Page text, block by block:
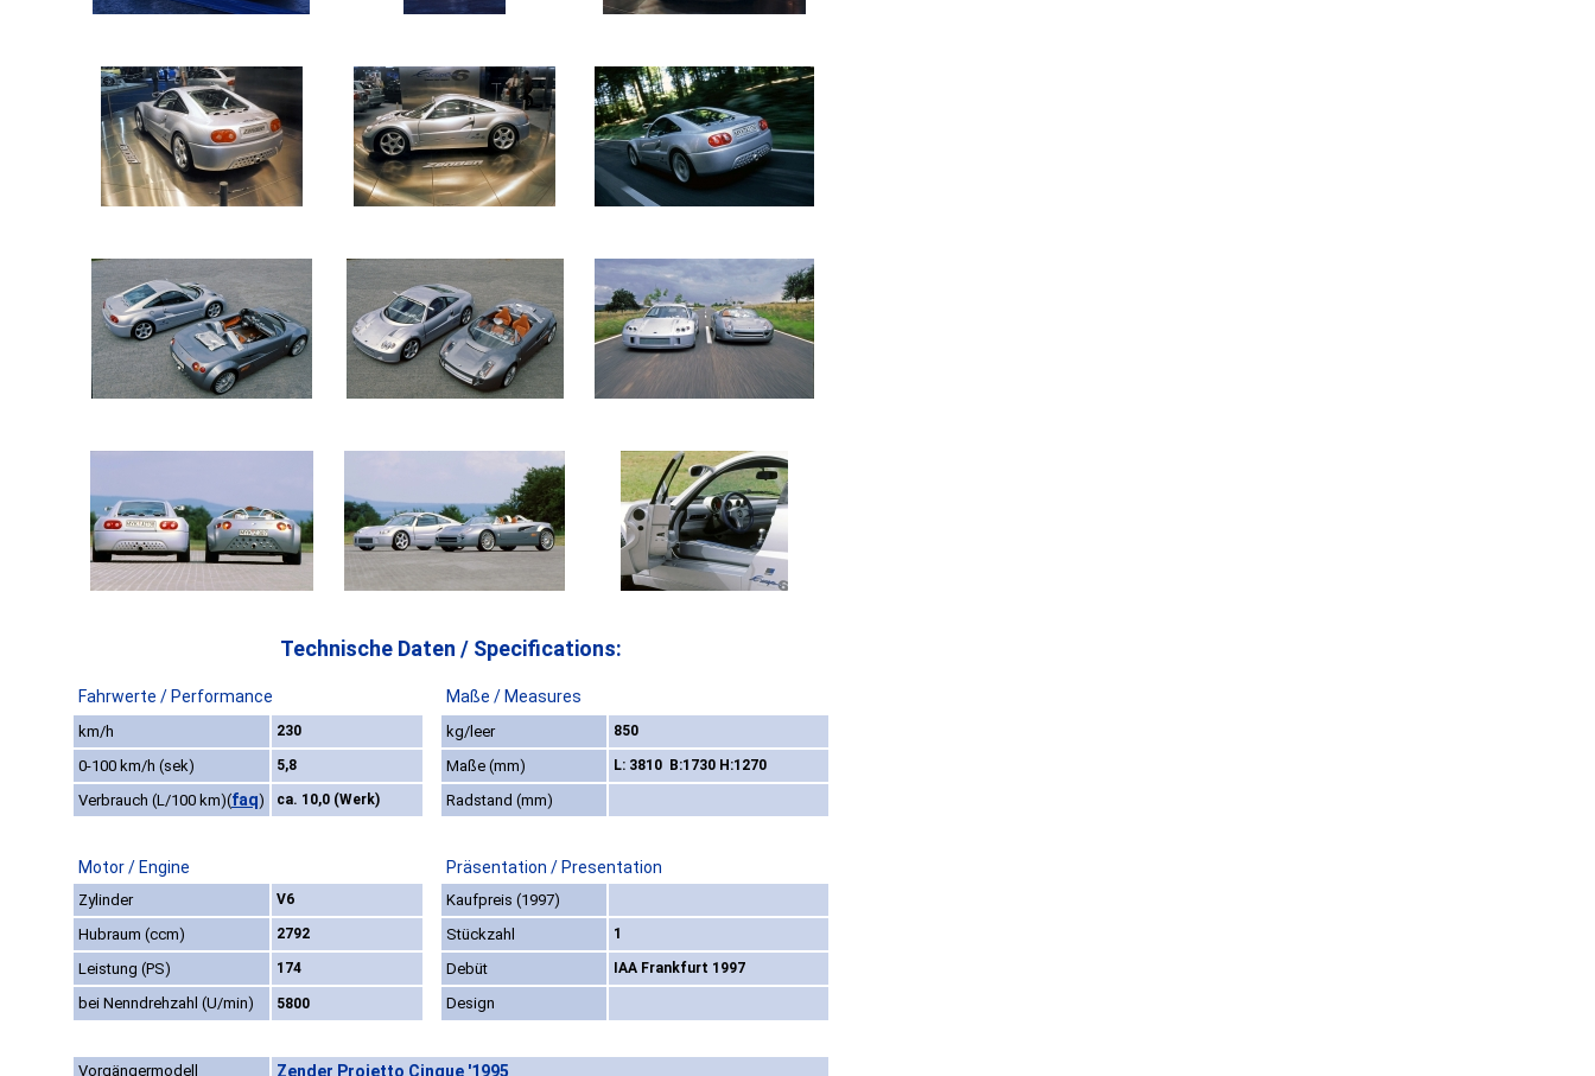
Technische Daten / Specifications:
Fahrwerte / Performance Maße / Measures
km/h 230 kg/leer 850
0-100 km/h (sek) 5,8 Maße (mm) L: 3810 B:1730 H:1270
Verbrauch (L/100 km)(faq) ca. 10,0 (Werk) Radstand (mm)
Motor / Engine Präsentation / Presentation
Zylinder V6
Kaufpreis (1997)
Hubraum (ccm)
2792 Stückzahl 1
Leistung (PS) 174 Debüt IAA Frankfurt 1997
bei Nenndrehzahl (U/min) 5800 Design
Vorgängermodell Zender Projetto Cinque '1995